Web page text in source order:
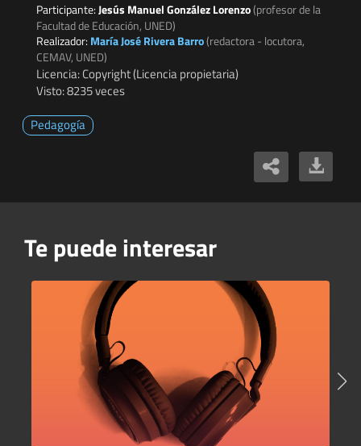
Participante:Jesús Manuel González Lorenzo(profesor de la
Facultad de Educación, UNED)
Realizador: María José Rivera Barro(redactora - locutora,
CEMAV, UNED)
Licencia: Copyright (Licencia propietaria)
Visto: 8235 veces
Pedagogía
Te puede interesar